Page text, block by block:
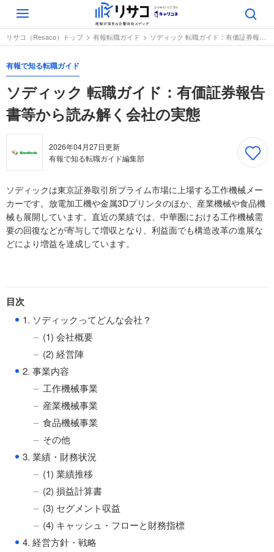
Toggle
navigation
リサコ（Resaco）トップ 有報転職ガイド ソディック 転職ガイド：有価証券報告書等から読み解く会社の実態
有報で知る転職ガイド
ソディック 転職ガイド：有価証券報告
書等から読み解く会社の実態
2026年04月27日更新
有報で知る転職ガイド編集部
ソディックは東京証券取引所プライム市場に上場する工作機械メー
カーです。放電加工機や金属3Dプリンタのほか、産業機械や食品機
械も展開しています。直近の業績では、中華圏における工作機械需
要の回復などが寄与して増収となり、利益面でも構造改革の進展な
どにより増益を達成しています。
目次
● 1. ソディックってどんな会社？
(1) 会社概要
(2) 経営陣
● 2. 事業内容
工作機械事業
産業機械事業
食品機械事業
その他
● 3. 業績・財務状況
(1) 業績推移
(2) 損益計算書
(3) セグメント収益
(4) キャッシュ・フローと財務指標
● 4. 経営方針・戦略